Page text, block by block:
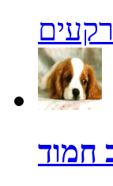
רקעים